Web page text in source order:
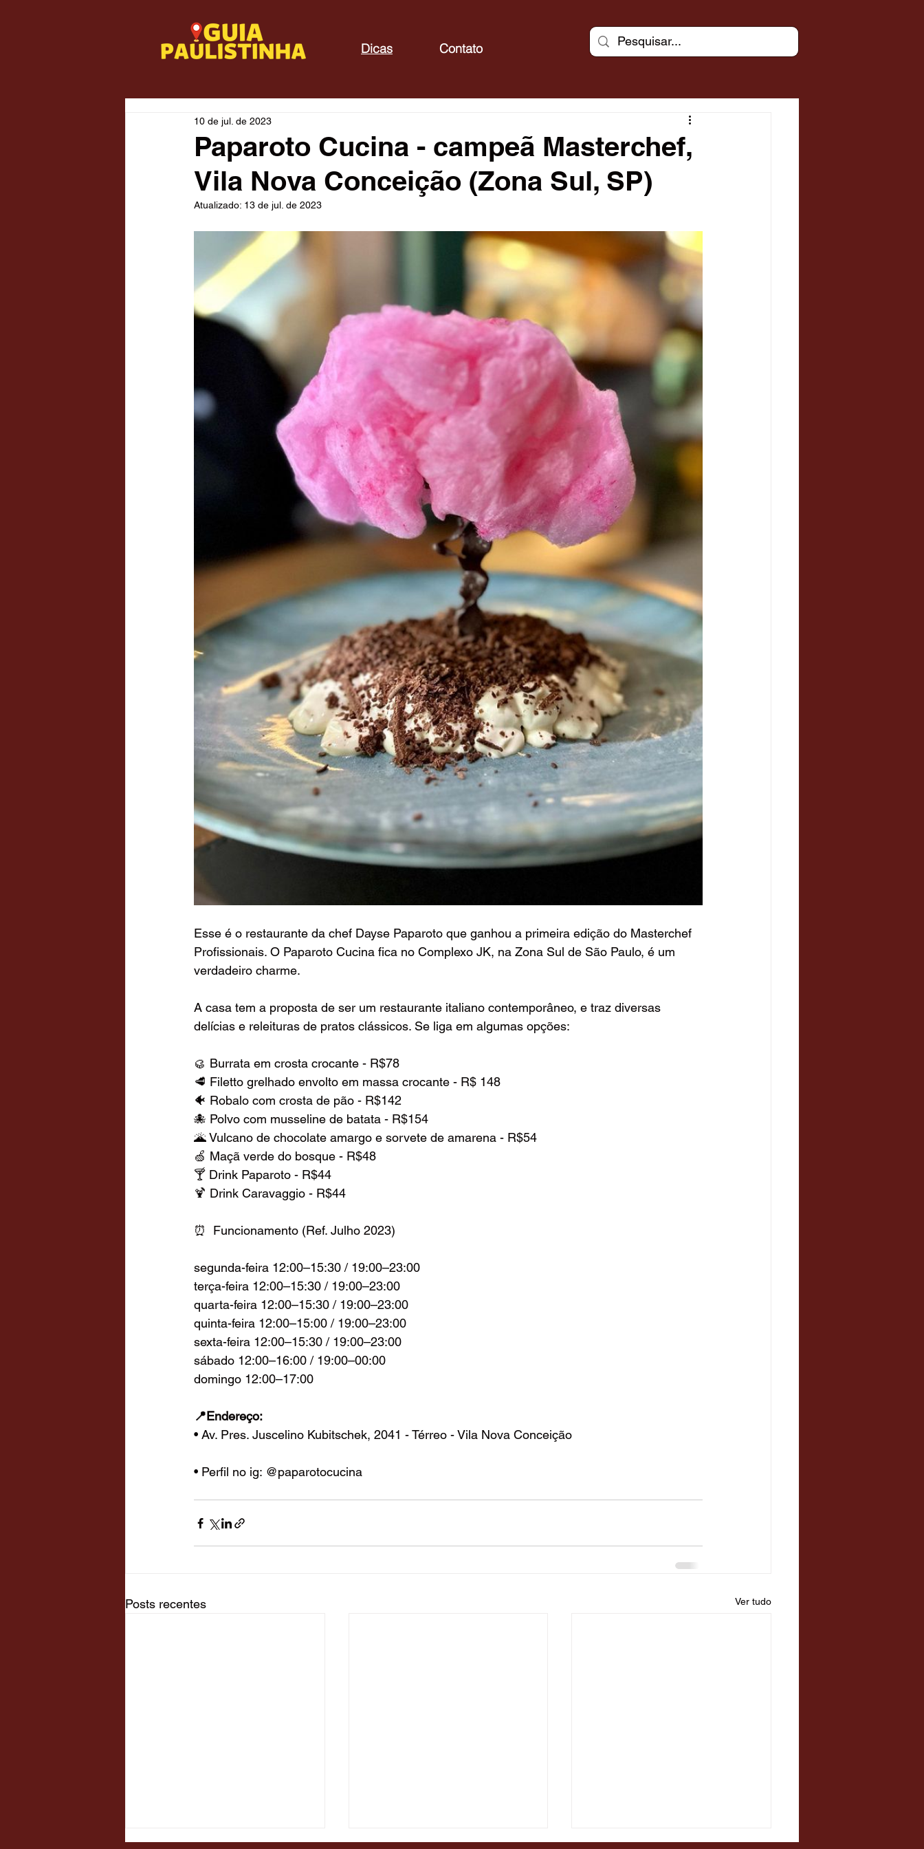
Dicas Contato
Paparoto Cucina - campeã Masterchef,
Vila Nova Conceição (Zona Sul, SP)
10 de jul. de 2023
Atualizado: 13 de jul. de 2023
Esse é o restaurante da chef Dayse Paparoto que ganhou a primeira edição do Masterchef
Profissionais. O Paparoto Cucina fica no Complexo JK, na Zona Sul de São Paulo, é um
verdadeiro charme.
A casa tem a proposta de ser um restaurante italiano contemporâneo, e traz diversas
delícias e releituras de pratos clássicos. Se liga em algumas opções:
🥮 Burrata em crosta crocante - R$78
🥩 Filetto grelhado envolto em massa crocante - R$ 148
🐠 Robalo com crosta de pão - R$142
🐙 Polvo com musseline de batata - R$154
🌋 Vulcano de chocolate amargo e sorvete de amarena - R$54
🍏 Maçã verde do bosque - R$48
🍸 Drink Paparoto - R$44
🍹 Drink Caravaggio - R$44
⏰  Funcionamento (Ref. Julho 2023)
segunda-feira 12:00–15:30 / 19:00–23:00
terça-feira 12:00–15:30 / 19:00–23:00
quarta-feira 12:00–15:30 / 19:00–23:00
quinta-feira 12:00–15:00 / 19:00–23:00
sexta-feira 12:00–15:30 / 19:00–23:00
sábado 12:00–16:00 / 19:00–00:00
domingo 12:00–17:00
📍Endereço:
• Av. Pres. Juscelino Kubitschek, 2041 - Térreo - Vila Nova Conceição
• Perfil no ig: @paparotocucina
Posts recentes Ver tudo